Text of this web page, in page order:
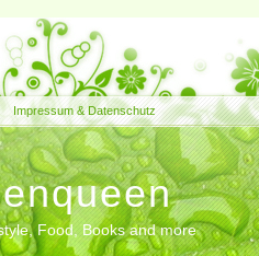
Impressum & Datenschutz
Food, Books and more